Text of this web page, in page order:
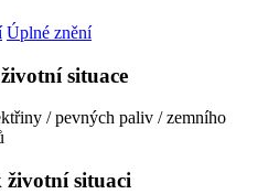
Úplné znění
situace
/ pevných paliv / zemního
situaci